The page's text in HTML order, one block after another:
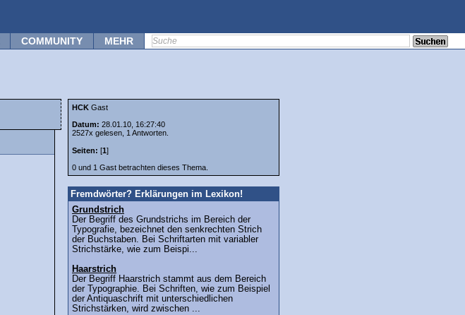
COMMUNITY MEHR
HCK Gast
Datum: 28.01.10, 16:27:40
2527x gelesen, 1 Antworten.
Seiten: [1]
0 und 1 Gast betrachten dieses Thema.
Fremdwörter? Erklärungen im Lexikon!
Grundstrich
Der Begriff des Grundstrichs im Bereich der
Typografie, bezeichnet den senkrechten Strich
der Buchstaben. Bei Schriftarten mit variabler
Strichstärke, wie zum Beispi...
Haarstrich
Der Begriff Haarstrich stammt aus dem Bereich
der Typographie. Bei Schriften, wie zum Beispiel
der Antiquaschrift mit unterschiedlichen
Strichstärken, wird zwischen ...